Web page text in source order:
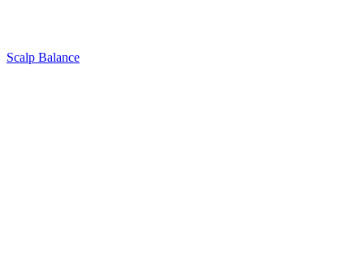
Scalp Balance